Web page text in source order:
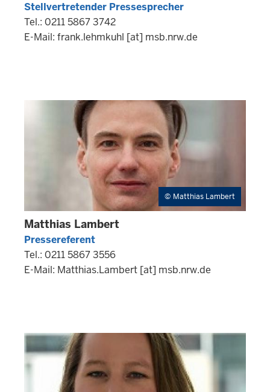
Stellvertretender Pressesprecher
Tel.: 0211 5867 3742
E-Mail: frank.lehmkuhl [at] msb.nrw.de
Matthias Lambert
Matthias Lambert
Pressereferent
Tel.: 0211 5867 3556
E-Mail: Matthias.Lambert [at] msb.nrw.de